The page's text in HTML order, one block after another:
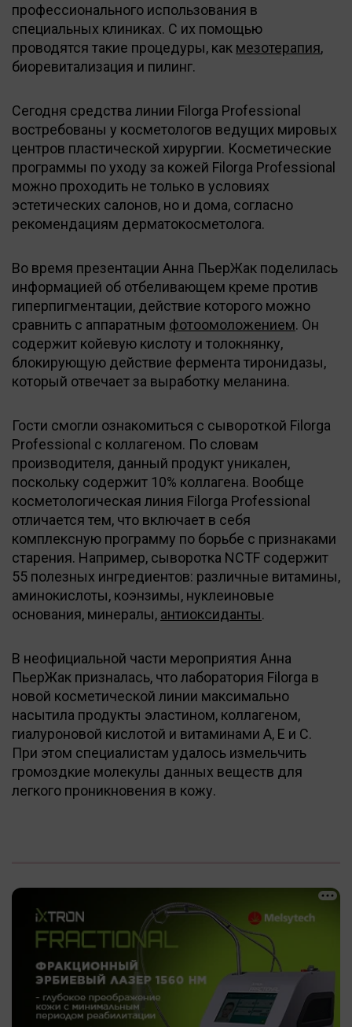
профессионального использования в
специальных клиниках. С их помощью
проводятся такие процедуры, как мезотерапия,
биоревитализация и пилинг.
Сегодня средства линии Filorga Professional
востребованы у косметологов ведущих мировых
центров пластической хирургии. Косметические
программы по уходу за кожей Filorga Professional
можно проходить не только в условиях
эстетических салонов, но и дома, согласно
рекомендациям дерматокосметолога.
Во время презентации Анна ПьерЖак поделилась
информацией об отбеливающем креме против
гиперпигментации, действие которого можно
сравнить с аппаратным фотоомоложением. Он
содержит койевую кислоту и толокнянку,
блокирующую действие фермента тиронидазы,
который отвечает за выработку меланина.
Гости смогли ознакомиться с сывороткой Filorga
Professional с коллагеном. По словам
производителя, данный продукт уникален,
поскольку содержит 10% коллагена. Вообще
косметологическая линия Filorga Professional
отличается тем, что включает в себя
комплексную программу по борьбе с признаками
старения. Например, сыворотка NCTF содержит
55 полезных ингредиентов: различные витамины,
аминокислоты, коэнзимы, нуклеиновые
основания, минералы, антиоксиданты.
В неофициальной части мероприятия Анна
ПьерЖак призналась, что лаборатория Filorga в
новой косметической линии максимально
насытила продукты эластином, коллагеном,
гиалуроновой кислотой и витаминами А, Е и С.
При этом специалистам удалось измельчить
громоздкие молекулы данных веществ для
легкого проникновения в кожу.